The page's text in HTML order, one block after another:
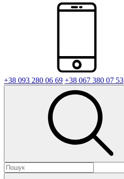
+38 093 280 06 69 +38 067 380 07 53